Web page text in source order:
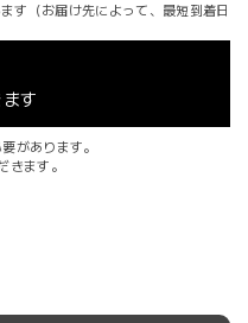
す（お届け先によって、最短到着日
す
があります。
きます。